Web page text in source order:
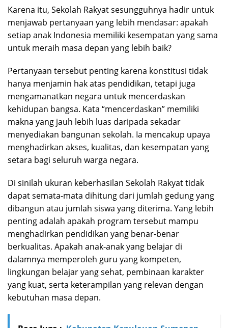
Karena itu, Sekolah Rakyat sesungguhnya hadir untuk
menjawab pertanyaan yang lebih mendasar: apakah
setiap anak Indonesia memiliki kesempatan yang sama
untuk meraih masa depan yang lebih baik?
Pertanyaan tersebut penting karena konstitusi tidak
hanya menjamin hak atas pendidikan, tetapi juga
mengamanatkan negara untuk mencerdaskan
kehidupan bangsa. Kata “mencerdaskan” memiliki
makna yang jauh lebih luas daripada sekadar
menyediakan bangunan sekolah. Ia mencakup upaya
menghadirkan akses, kualitas, dan kesempatan yang
setara bagi seluruh warga negara.
Di sinilah ukuran keberhasilan Sekolah Rakyat tidak
dapat semata-mata dihitung dari jumlah gedung yang
dibangun atau jumlah siswa yang diterima. Yang lebih
penting adalah apakah program tersebut mampu
menghadirkan pendidikan yang benar-benar
berkualitas. Apakah anak-anak yang belajar di
dalamnya memperoleh guru yang kompeten,
lingkungan belajar yang sehat, pembinaan karakter
yang kuat, serta keterampilan yang relevan dengan
kebutuhan masa depan.